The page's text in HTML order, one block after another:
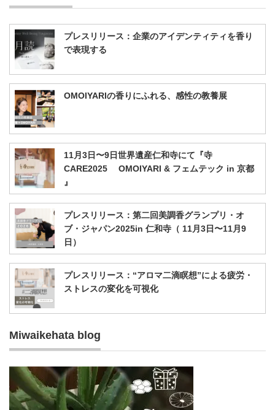
プレスリリース：企業のアイデンティティを香り
で表現する
OMOIYARIの香りにふれる、感性の教養展
11月3日〜9日世界遺産仁和寺にて『寺
CARE2025 OMOIYARI & フェムテック in 京都
』
プレスリリース：第二回美調香グランプリ・オ
ブ・ジャパン2025in 仁和寺（ 11月3日〜11月9
日）
プレスリリース：“アロマ二滴瞑想”による疲労・
ストレスの変化を可視化
Miwaikehata blog